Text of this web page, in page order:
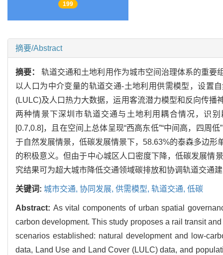
199
摘要/Abstract
摘要：轨道交通和土地利用作为城市空间治理体系的重要
以人口为中介变量的轨道交通-土地利用供需模型，设置
(LULC)及人口热力大数据，运用客流潜力模型和反向传
两种情景下深圳市轨道交通与土地利用耦合情况，识
[0.7,0.8]，且在空间上总体呈现“西高东低”“中间高，四周
于自然发展情景，低碳发展情景下，58.63%的泰森多边
的积极意义。但由于中心城区人口密度下降，低碳发展情
究结果可为超大城市降低交通领域碳排放和协调轨道交通
关键词: 城市交通, 协同发展, 供需模型, 轨道交通, 低碳
Abstract: As vital components of urban spatial
carbon development. This study proposes a rail transit
scenarios established: natural development and low-
data, Land Use and Land Cover (LULC) data, and